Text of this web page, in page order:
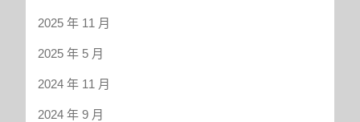
2025 年 11 月
2025 年 5 月
2024 年 11 月
2024 年 9 月